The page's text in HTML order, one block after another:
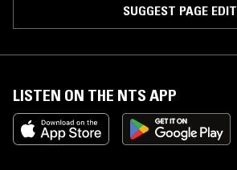
SUGGEST PAGE EDIT
LISTEN ON THE NTS APP